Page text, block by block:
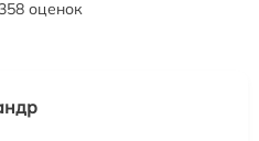
оценок